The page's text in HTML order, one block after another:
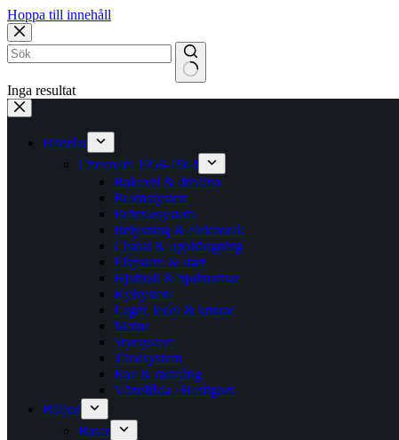
Hoppa till innehåll
Inga resultat
Bildelar
Chevrolet 1958-1964
Bakaxel & drivlina
Bromssystem
Bränslesystem
Belysning & elektronik
Chassi & upphängning
Elsystem & start
Hjulbult & hjulmuttrar
Kylsystem
Lager, leder & knutar
Motor
Styrsystem
Tändsystem
Ratt & rattstång
Växellåda / Hastighet
Billjud
Basar